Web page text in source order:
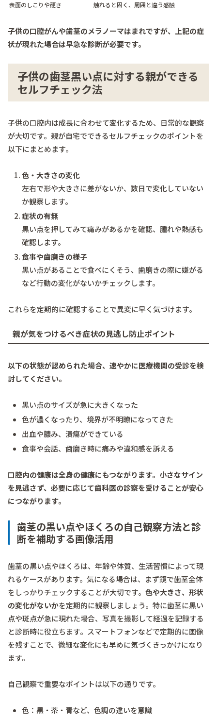
表面のしこりや硬さ
触れると固く、周囲と違う感触
子供の口腔がんや歯茎のメラノーマはまれですが、上記の症
状が現れた場合は早急な診断が必要です。
子供の歯茎黒い点に対する親ができる
セルフチェック法
子供の口腔内は成長に合わせて変化するため、日常的な観察
が大切です。親が自宅でできるセルフチェックのポイントを
以下にまとめます。
色・大きさの変化
左右で形や大きさに差がないか、数日で変化していない
か観察します。
症状の有無
黒い点を押してみて痛みがあるかを確認、腫れや熱感も
確認します。
食事や歯磨きの様子
黒い点があることで食べにくそう、歯磨きの際に嫌がる
など行動の変化がないかチェックします。
これらを定期的に確認することで異変に早く気づけます。
親が気をつけるべき症状の見逃し防止ポイント
以下の状態が認められた場合、速やかに医療機関の受診を検
討してください。
黒い点のサイズが急に大きくなった
色が濃くなったり、境界が不明瞭になってきた
出血や膿み、潰瘍ができている
食事や会話、歯磨き時に痛みや違和感を訴える
口腔内の健康は全身の健康にもつながります。小さなサイン
を見逃さず、必要に応じて歯科医の診察を受けることが安心
につながります。
歯茎の黒い点やほくろの自己観察方法と診
断を補助する画像活用
歯茎の黒い点やほくろは、年齢や体質、生活習慣によって現
れるケースがあります。気になる場合は、まず鏡で歯茎全体
をしっかりチェックすることが大切です。 色や大きさ、形状
の変化がないかを定期的に観察しましょう。特に歯茎に黒い
点や斑点が急に現れた場合、写真を撮影して経過を記録する
と診断時に役立ちます。スマートフォンなどで定期的に画像
を残すことで、微細な変化にも早めに気づくきっかけになり
ます。
自己観察で重要なポイントは以下の通りです。
色：黒・茶・青など、色調の違いを意識